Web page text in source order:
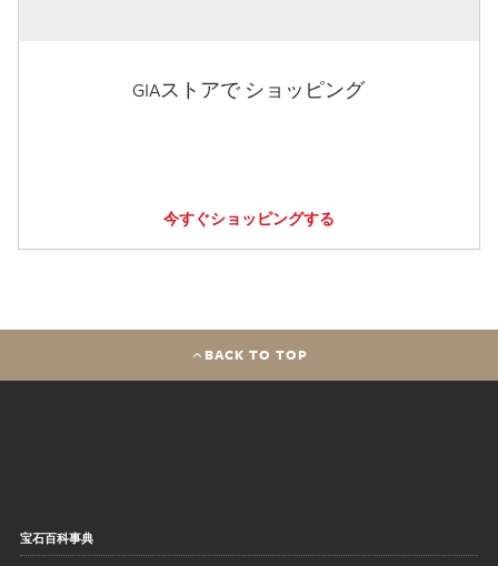
GIAストアで ショッピング
今すぐショッピングする
BACK TO TOP
宝石百科事典